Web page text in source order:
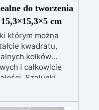
do tworzenia
cm
którym można
kwadratu,
kołków
i całkowicie
Szalunki
się dużą
Rodzaj techniki